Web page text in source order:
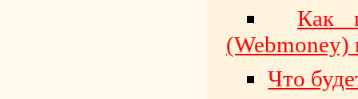
Как
(Webmoney)
Что